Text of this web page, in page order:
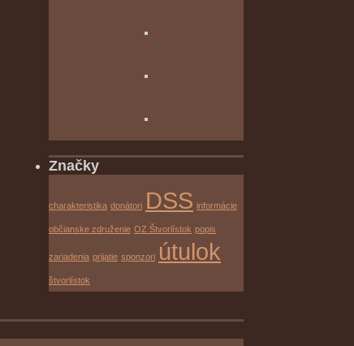
Značky
charakteristika donátori DSS informácie
občianske združenie OZ Štvorlístok popis
zariadenia prijatie sponzori útulok
štvorlístok